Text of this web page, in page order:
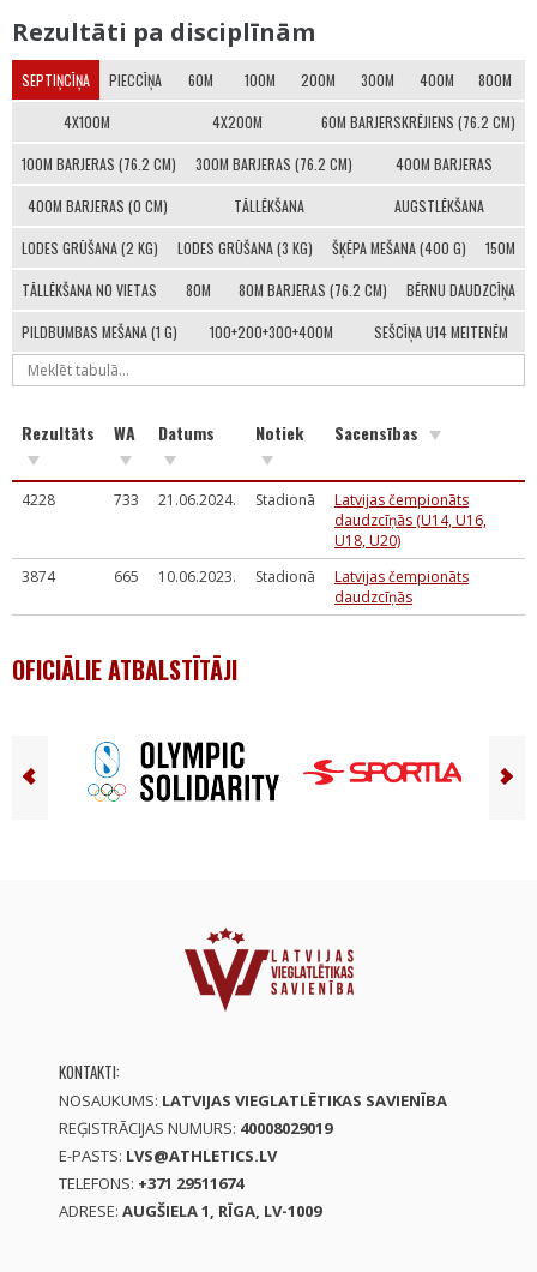
Rezultāti pa disciplīnām
SEPTIŅCĪŅA PIECCĪŅA 60M 100M 200M 300M 400M 800M
4X100M 4X200M 60M BARJERSKRĒJIENS (76.2 CM)
100M BARJERAS (76.2 CM) 300M BARJERAS (76.2 CM) 400M BARJERAS
400M BARJERAS (0 CM) TĀLLĒKŠANA AUGSTLĒKŠANA
LODES GRŪŠANA (2 KG) LODES GRŪŠANA (3 KG) ŠĶĒPA MEŠANA (400 G) 150M
TĀLLĒKŠANA NO VIETAS 80M 80M BARJERAS (76.2 CM) BĒRNU DAUDZCĪŅA
PILDBUMBAS MEŠANA (1 G) 100+200+300+400M SEŠCĪŅA U14 MEITENĒM
Rezultāts WA Datums Notiek Sacensības
4228 733 21.06.2024. Stadionā
Latvijas čempionāts
daudzcīņās (U14, U16,
U18, U20)
3874
665 10.06.2023. Stadionā
Latvijas čempionāts
daudzcīņās
OFICIĀLIE ATBALSTĪTĀJI
KONTAKTI:
NOSAUKUMS: LATVIJAS VIEGLATLĒTIKAS SAVIENĪBA
REĢISTRĀCIJAS NUMURS: 40008029019
E-PASTS: LVS@ATHLETICS.LV
TELEFONS: +371 29511674
ADRESE: AUGŠIELA 1, RĪGA, LV-1009